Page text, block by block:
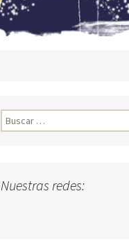
Buscar:
Nuestras redes: